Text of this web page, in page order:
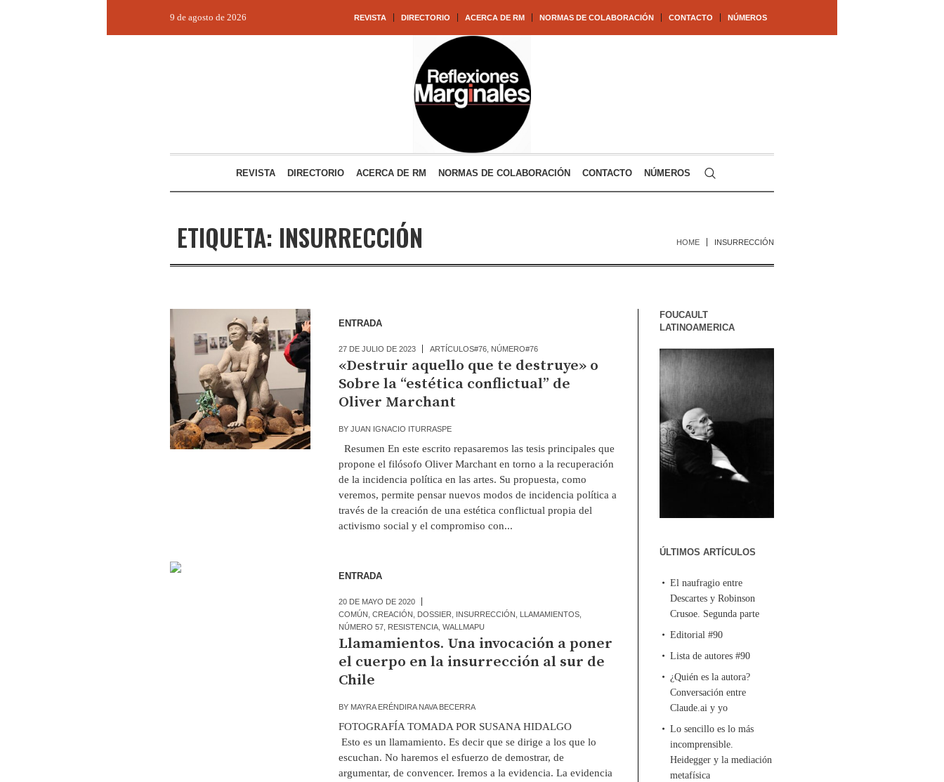
REVISTA DIRECTORIO ACERCA DE RM NORMAS DE COLABORACIÓN CONTACTO NÚMEROS
9 de agosto de 2026
REVISTA DIRECTORIO ACERCA DE RM NORMAS DE COLABORACIÓN CONTACTO NÚMEROS
ETIQUETA: INSURRECCIÓN HOME INSURRECCIÓN
ENTRADA
27 DE JULIO DE 2023 ARTÍCULOS#76, NÚMERO#76
«Destruir aquello que te destruye» o
Sobre la “estética conflictual” de
Oliver Marchant
BY JUAN IGNACIO ITURRASPE
Resumen En este escrito repasaremos las tesis principales que
propone el filósofo Oliver Marchant en torno a la recuperación
de la incidencia política en las artes. Su propuesta, como
veremos, permite pensar nuevos modos de incidencia política a
través de la creación de una estética conflictual propia del
activismo social y el compromiso con...
ENTRADA
20 DE MAYO DE 2020
COMÚN CREACIÓN DOSSIER INSURRECCIÓN LLAMAMIENTOS,
NÚMERO 57, RESISTENCIA, WALLMAPU
Llamamientos. Una invocación a poner
el cuerpo en la insurrección al sur de
Chile
BY MAYRA ERÉNDIRA NAVA BECERRA
FOTOGRAFÍA TOMADA POR SUSANA HIDALGO
Esto es un llamamiento. Es decir que se dirige a los que lo
escuchan. No haremos el esfuerzo de demostrar, de
argumentar, de convencer. Iremos a la evidencia. La evidencia
FOUCAULT
LATINOAMERICA
ÚLTIMOS ARTÍCULOS
El naufragio entre
Descartes y Robinson
Crusoe. Segunda parte
Editorial #90
Lista de autores #90
¿Quién es la autora?
Conversación entre
Claude.ai y yo
Lo sencillo es lo más
incomprensible.
Heidegger y la mediación
metafísica